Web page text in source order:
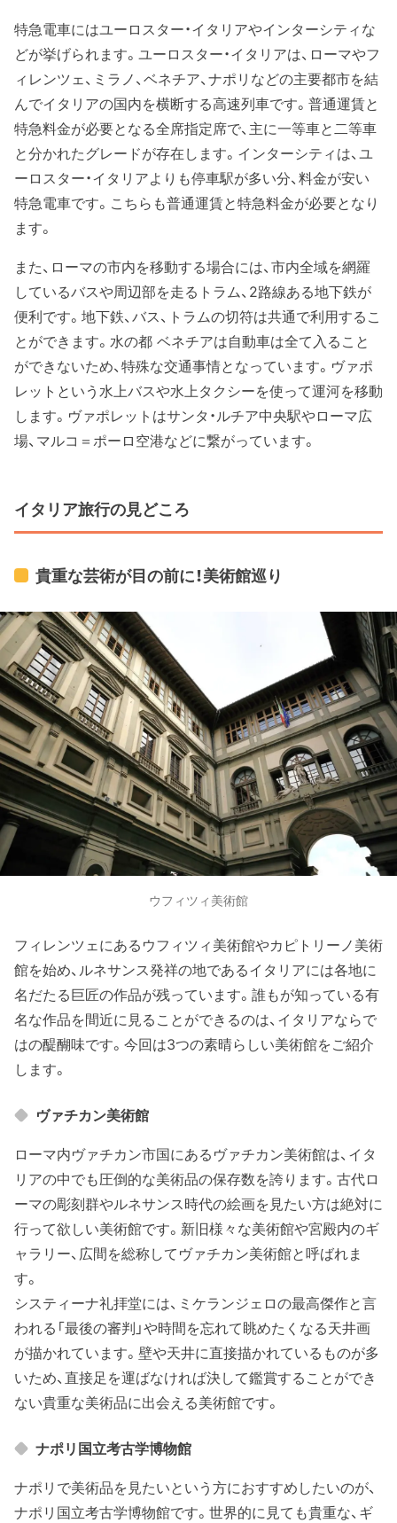
特急電車にはユーロスター・イタリアやインターシティな
どが挙げられます。ユーロスター・イタリアは、ローマやフ
ィレンツェ、ミラノ、ベネチア、ナポリなどの主要都市を結
んでイタリアの国内を横断する高速列車です。普通運賃と
特急料金が必要となる全席指定席で、主に一等車と二等車
と分かれたグレードが存在します。インターシティは、ユ
ーロスター・イタリアよりも停車駅が多い分、料金が安い
特急電車です。こちらも普通運賃と特急料金が必要となり
ます。
また、ローマの市内を移動する場合には、市内全域を網羅
しているバスや周辺部を走るトラム、2路線ある地下鉄が
便利です。地下鉄、バス、トラムの切符は共通で利用するこ
とができます。水の都 ベネチアは自動車は全て入ること
ができないため、特殊な交通事情となっています。ヴァポ
レットという水上バスや水上タクシーを使って運河を移動
します。ヴァポレットはサンタ・ルチア中央駅やローマ広
場、マルコ＝ポーロ空港などに繋がっています。
イタリア旅行の見どころ
貴重な芸術が目の前に！美術館巡り
ウフィツィ美術館
フィレンツェにあるウフィツィ美術館やカピトリーノ美術
館を始め、ルネサンス発祥の地であるイタリアには各地に
名だたる巨匠の作品が残っています。誰もが知っている有
名な作品を間近に見ることができるのは、イタリアならで
はの醍醐味です。今回は3つの素晴らしい美術館をご紹介
します。
ヴァチカン美術館
ローマ内ヴァチカン市国にあるヴァチカン美術館は、イタ
リアの中でも圧倒的な美術品の保存数を誇ります。古代ロ
ーマの彫刻群やルネサンス時代の絵画を見たい方は絶対に
行って欲しい美術館です。新旧様々な美術館や宮殿内のギ
ャラリー、広間を総称してヴァチカン美術館と呼ばれま
す。
システィーナ礼拝堂には、ミケランジェロの最高傑作と言
われる「最後の審判」や時間を忘れて眺めたくなる天井画
が描かれています。壁や天井に直接描かれているものが多
いため、直接足を運ばなければ決して鑑賞することができ
ない貴重な美術品に出会える美術館です。
ナポリ国立考古学博物館
ナポリで美術品を見たいという方におすすめしたいのが、
ナポリ国立考古学博物館です。世界的に見ても貴重な、ギ